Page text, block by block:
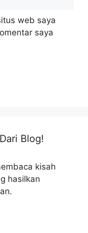
web saya
saya
Blog!
kisah
hasilkan